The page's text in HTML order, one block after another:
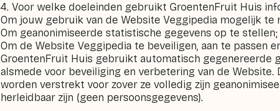
4. Voor welke doeleinden gebruikt GroentenFruit Huis
Om jouw gebruik van de Website Veggipedia mogelijk te
Om geanonimiseerde statistische gegevens op te stellen;
Om de Website Veggipedia te beveiligen, aan te passen
GroentenFruit Huis gebruikt automatisch gegenereerde
alsmede voor beveiliging en verbetering van de Website.
worden verstrekt voor zover ze volledig zijn
herleidbaar zijn (geen persoonsgegevens).